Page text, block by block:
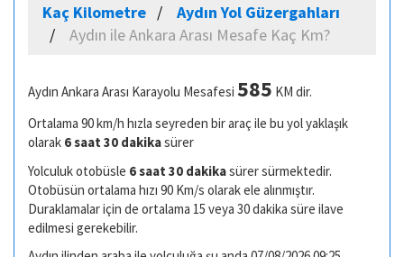
Kaç Kilometre
Aydın Yol Güzergahları
Aydın ile Ankara Arası Mesafe Kaç Km?
Aydın Ankara Arası Karayolu Mesafesi 585 KM dir.
Ortalama 90 km/h hızla seyreden bir araç ile bu yol yaklaşık
olarak 6 saat 30 dakikasürer
Yolculuk otobüsle 6 saat 30 dakikasürer sürmektedir.
Otobüsün ortalama hızı 90 Km/s olarak ele alınmıştır.
Duraklamalar için de ortalama 15 veya 30 dakika süre ilave
edilmesi gerekebilir.